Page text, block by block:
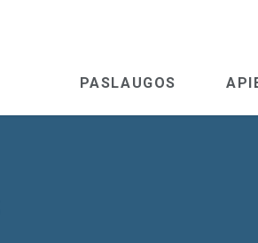
PASLAUGOS